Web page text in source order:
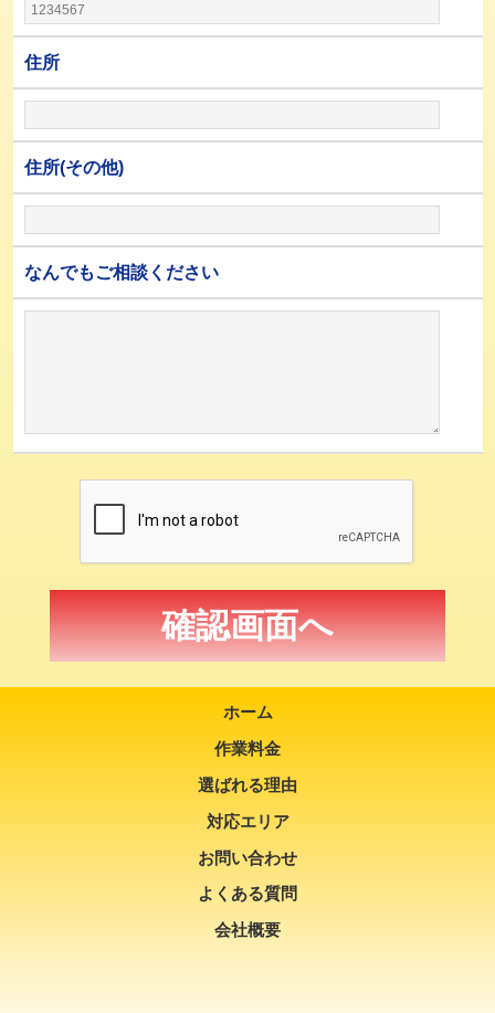
住所
住所(その他)
なんでもご相談ください
ホーム
作業料金
選ばれる理由
対応エリア
お問い合わせ
よくある質問
会社概要